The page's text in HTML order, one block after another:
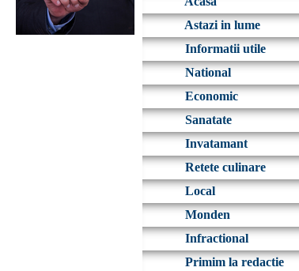
Astazi in lume
Informatii utile
National
Economic
Sanatate
Invatamant
Retete culinare
Local
Monden
Infractional
Primim la redactie